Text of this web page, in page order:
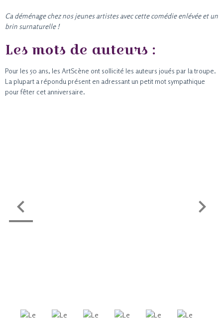
Ca déménage chez nos jeunes artistes avec cette comédie enlévée et un
brin surnaturelle !
Les mots de auteurs :
Pour les 50 ans, les ArtScène ont sollicité les auteurs joués par la troupe.
La plupart a répondu présent en adressant un petit mot sympathique
pour fêter cet anniversaire.